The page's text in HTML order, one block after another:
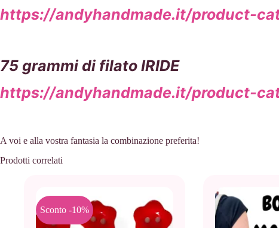
https://andyhandmade.it/product-
75 grammi di filato IRIDE
https://andyhandmade.it/product-
A voi e alla vostra fantasia la combinazione preferita!
Prodotti correlati
Sconto -10%